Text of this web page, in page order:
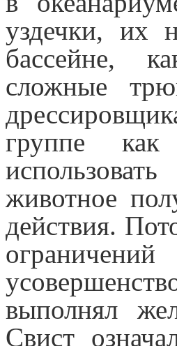
уздечки, их
бассейне,
сложные
группе
животное
действия.
выполнял
Свист